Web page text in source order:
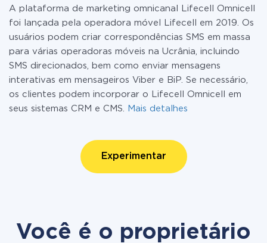
A plataforma de marketing omnicanal Lifecell Omnicell
foi lançada pela operadora móvel Lifecell em 2019. Os
usuários podem criar correspondências SMS em massa
para várias operadoras móveis na Ucrânia, incluindo
SMS direcionados, bem como enviar mensagens
interativas em mensageiros Viber e BiP. Se necessário,
os clientes podem incorporar o Lifecell Omnicell em
seus sistemas CRM e CMS.
Mais detalhes
Experimentar
Você é o proprietário